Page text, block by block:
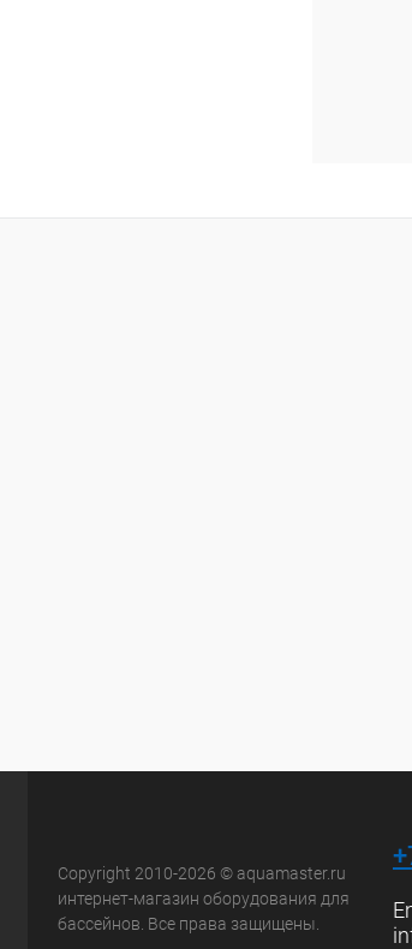
Copyright 2010-2026 © aquamaster.ru
интернет-магазин оборудования для
бассейнов. Все права защищены.